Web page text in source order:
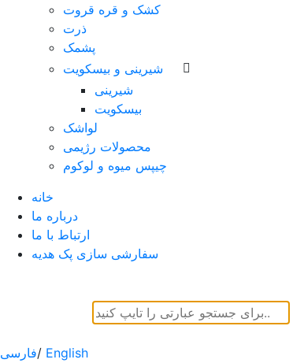
کشک و قره قروت
ذرت
پشمک
شیرینی و بیسکویت
شیرینی
بیسکویت
لواشک
محصولات رژیمی
چیپس میوه و لوکوم
خانه
درباره ما
ارتباط با ما
سفارشی سازی پک هدیه
فارسی/ English